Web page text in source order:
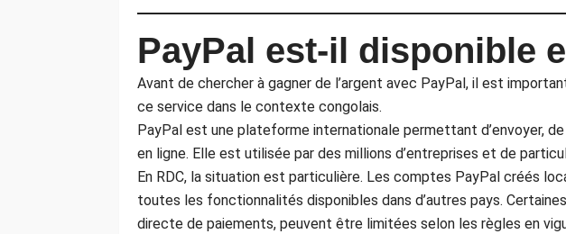
PayPal est-il disponible
Avant de chercher à gagner de l’argent avec PayPal, il est
ce service dans le contexte congolais.
PayPal est une plateforme internationale permettant d’envoyer,
en ligne. Elle est utilisée par des millions d’entreprises et de
En RDC, la situation est particulière. Les comptes PayPal créés
toutes les fonctionnalités disponibles dans d’autres pays.
directe de paiements, peuvent être limitées selon les règles en